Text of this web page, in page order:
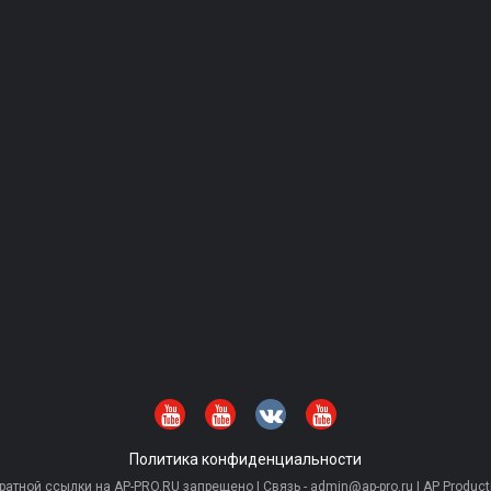
Политика конфиденциальности
ссылки на AP-PRO.RU запрещено | Связь - admin@ap-pro.ru | AP